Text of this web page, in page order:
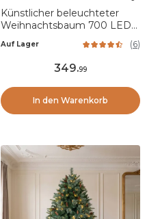
Künstlicher beleuchteter
Weihnachtsbaum 700 LEDs
Tannengrün
Auf Lager (6)
349.99
In den Warenkorb